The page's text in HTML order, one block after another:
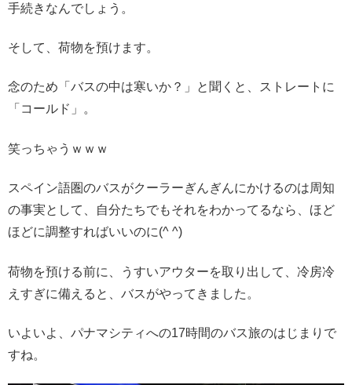
手続きなんでしょう。
そして、荷物を預けます。
念のため「バスの中は寒いか？」と聞くと、ストレートに
「コールド」。
笑っちゃうｗｗｗ
スペイン語圏のバスがクーラーぎんぎんにかけるのは周知
の事実として、自分たちでもそれをわかってるなら、ほど
ほどに調整すればいいのに(^ ^)
荷物を預ける前に、うすいアウターを取り出して、冷房冷
えすぎに備えると、バスがやってきました。
いよいよ、パナマシティへの17時間のバス旅のはじまりで
すね。